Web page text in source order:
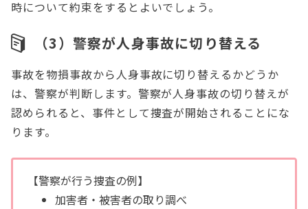
時について約束をするとよいでしょう。
（3）警察が人身事故に切り替える
事故を物損事故から人身事故に切り替えるかどうか
は、警察が判断します。警察が人身事故の切り替えが
認められると、事件として捜査が開始されることにな
ります。
【警察が行う捜査の例】
加害者・被害者の取り調べ